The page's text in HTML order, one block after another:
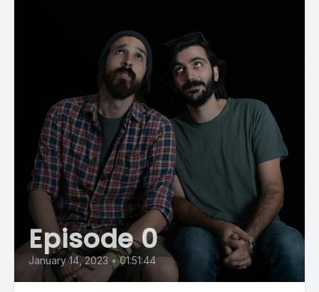
Episode 0
January 14, 2023 • 01:51:44